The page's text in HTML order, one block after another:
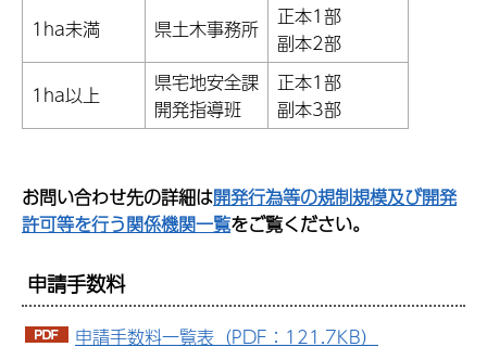
1ha未満
県土木事務所
正本1部
副本2部
1ha以上
県宅地安全課
開発指導班
正本1部
副本3部
お問い合わせ先の詳細は開発行為等の規制規模及び開発
許可等を行う関係機関一覧をご覧ください。
申請手数料
申請手数料一覧表（PDF：121.7KB）